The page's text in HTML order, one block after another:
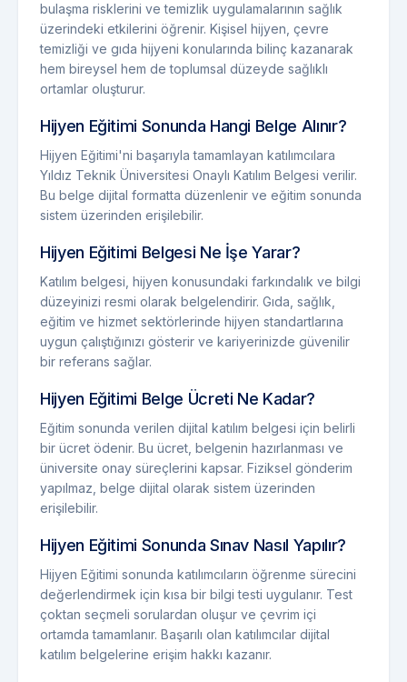
bulaşma risklerini ve temizlik uygulamalarının sağlık
üzerindeki etkilerini öğrenir. Kişisel hijyen, çevre
temizliği ve gıda hijyeni konularında bilinç kazanarak
hem bireysel hem de toplumsal düzeyde sağlıklı
ortamlar oluşturur.
Hijyen Eğitimi Sonunda Hangi Belge Alınır?
Hijyen Eğitimi'ni başarıyla tamamlayan katılımcılara
Yıldız Teknik Üniversitesi Onaylı Katılım Belgesi verilir.
Bu belge dijital formatta düzenlenir ve eğitim sonunda
sistem üzerinden erişilebilir.
Hijyen Eğitimi Belgesi Ne İşe Yarar?
Katılım belgesi, hijyen konusundaki farkındalık ve bilgi
düzeyinizi resmi olarak belgelendirir. Gıda, sağlık,
eğitim ve hizmet sektörlerinde hijyen standartlarına
uygun çalıştığınızı gösterir ve kariyerinizde güvenilir
bir referans sağlar.
Hijyen Eğitimi Belge Ücreti Ne Kadar?
Eğitim sonunda verilen dijital katılım belgesi için belirli
bir ücret ödenir. Bu ücret, belgenin hazırlanması ve
üniversite onay süreçlerini kapsar. Fiziksel gönderim
yapılmaz, belge dijital olarak sistem üzerinden
erişilebilir.
Hijyen Eğitimi Sonunda Sınav Nasıl Yapılır?
Hijyen Eğitimi sonunda katılımcıların öğrenme sürecini
değerlendirmek için kısa bir bilgi testi uygulanır. Test
çoktan seçmeli sorulardan oluşur ve çevrim içi
ortamda tamamlanır. Başarılı olan katılımcılar dijital
katılım belgelerine erişim hakkı kazanır.